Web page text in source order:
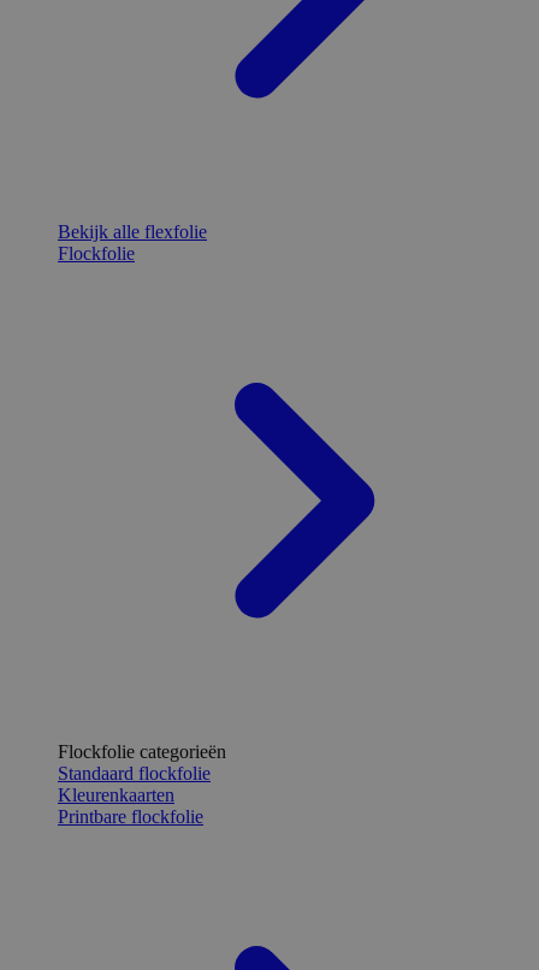
Bekijk alle flexfolie
Flockfolie
Flockfolie categorieën
Standaard flockfolie
Kleurenkaarten
Printbare flockfolie